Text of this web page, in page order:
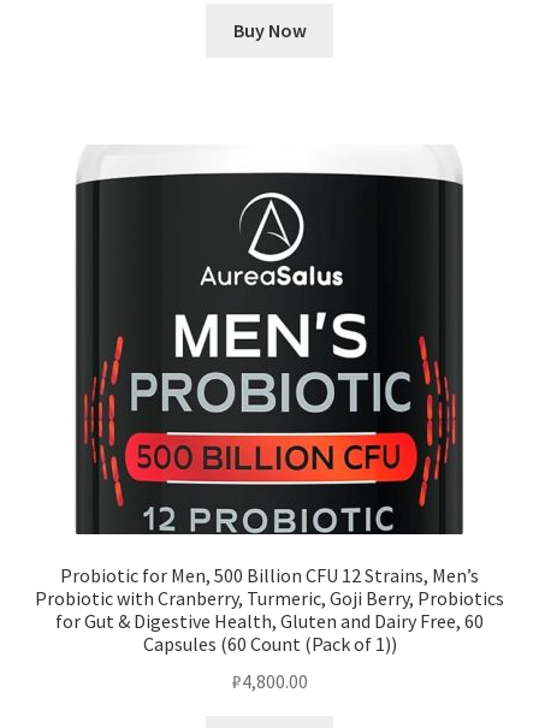
Buy Now
Probiotic for Men, 500 Billion CFU 12 Strains, Men’s
Probiotic with Cranberry, Turmeric, Goji Berry, Probiotics
for Gut & Digestive Health, Gluten and Dairy Free, 60
Capsules (60 Count (Pack of 1))
₽4,800.00